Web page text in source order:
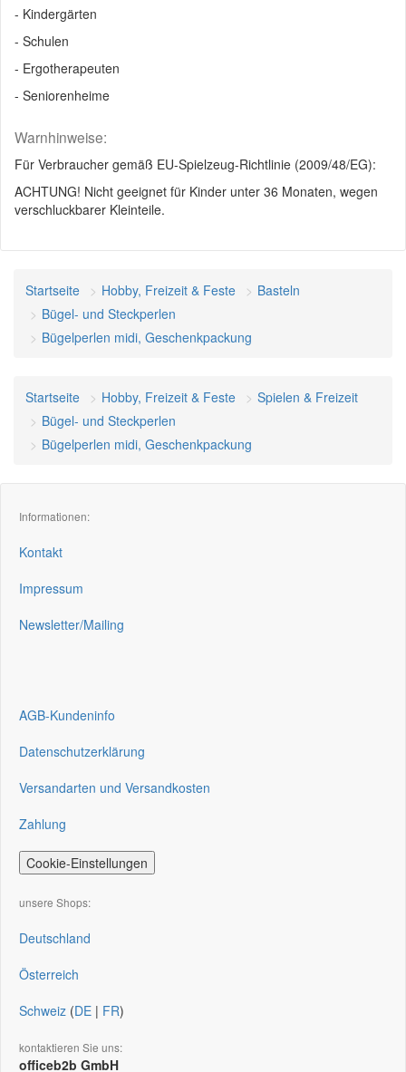
- Kindergärten
- Schulen
- Ergotherapeuten
- Seniorenheime
Warnhinweise:
Für Verbraucher gemäß EU-Spielzeug-Richtlinie (2009/48/EG):
ACHTUNG! Nicht geeignet für Kinder unter 36 Monaten, wegen
verschluckbarer Kleinteile.
Startseite Hobby, Freizeit & Feste
Basteln
Bügel- und Steckperlen
Bügelperlen midi, Geschenkpackung
Startseite Hobby, Freizeit & Feste
Spielen & Freizeit
Bügel- und Steckperlen
Bügelperlen midi, Geschenkpackung
Informationen:
Kontakt
Impressum
Newsletter/Mailing
AGB-Kundeninfo
Datenschutzerklärung
Versandarten und Versandkosten
Zahlung
Cookie-Einstellungen
unsere Shops:
Deutschland
Österreich
Schweiz (DE | FR)
kontaktieren Sie uns:
officeb2b GmbH